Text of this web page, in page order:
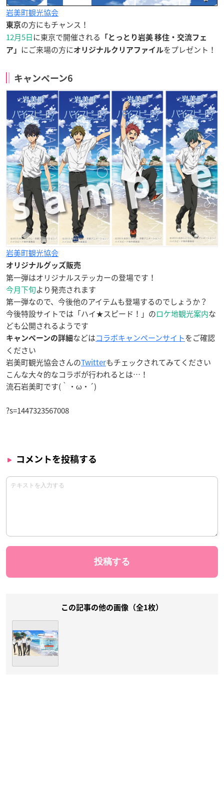
岩美町観光協会
東京の方にもチャンス！
12月5日に東京で開催される
「とっとり岩美 移住・交流フェ
ア」
にご来場の方にオリジナルクリアファイルをプレゼント！
キャンペーン6
岩美町観光協会
オリジナルグッズ販売
第一弾はオリジナルステッカーの登場です！
今月下旬より発売されます
第一弾なので、今後他のアイテムも登場するのでしょうか？
今後特設サイトでは「ハイ★スピード！」のロケ地観光案内な
ども公開されるようです
キャンペーンの詳細などはコラボキャンペーンサイトをご確認
ください
岩美町観光協会さんのTwitterもチェックされてみてください
こんな大々的なコラボが行われるとは…！
流石岩美町です(｀・ω・´)
?s=1447323567008
コメントを投稿する
この記事の他の画像（全1枚）